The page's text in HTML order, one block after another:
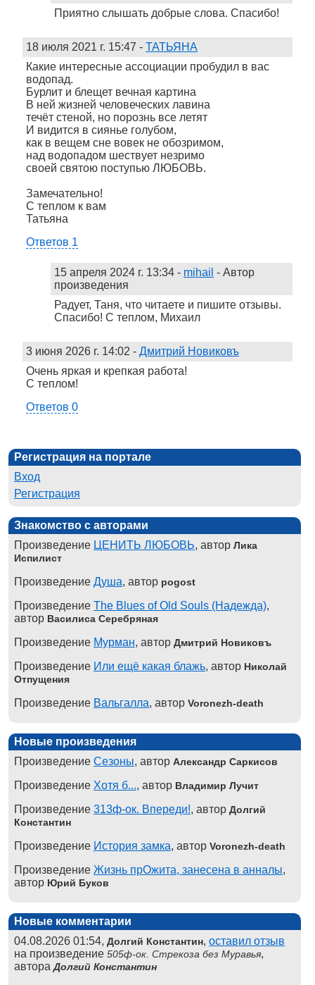
Приятно слышать добрые слова. Спасибо!
18 июля 2021 г. 15:47 - ТАТЬЯНА
Какие интересные ассоциации пробудил в вас
водопад.
Бурлит и блещет вечная картина
В ней жизней человеческих лавина
течёт стеной, но порознь все летят
И видится в сиянье голубом,
как в вещем сне вовек не обозримом,
над водопадом шествует незримо
своей святою поступью ЛЮБОВЬ.
Замечательно!
С теплом к вам
Татьяна
Ответов 1
15 апреля 2024 г. 13:34 - mihail - Автор
произведения
Радует, Таня, что читаете и пишите отзывы.
Спасибо! С теплом, Михаил
3 июня 2026 г. 14:02 - Дмитрий Новиковъ
Очень яркая и крепкая работа!
С теплом!
Ответов 0
Регистрация на портале
Вход
Регистрация
Знакомство с авторами
Произведение ЦЕНИТЬ ЛЮБОВЬ, автор Лика
Испилист
Произведение Душа, автор pogost
Произведение The Blues of Old Souls (Надежда),
автор Василиса Серебряная
Произведение Мурман, автор Дмитрий Новиковъ
Произведение Или ещё какая блажь, автор Николай
Отпущения
Произведение Вальгалла, автор Voronezh-death
Новые произведения
Произведение Сезоны, автор Александр Саркисов
Произведение Хотя б..., автор Владимир Лучит
Произведение 313ф-ок. Впереди!, автор Долгий
Константин
Произведение История замка, автор Voronezh-death
Произведение Жизнь прОжита, занесена в анналы,
автор Юрий Буков
Новые комментарии
04.08.2026 01:54, Долгий Константин, оставил отзыв
на произведение 505ф-ок. Стрекоза без Муравья,
автораДолгий Константин